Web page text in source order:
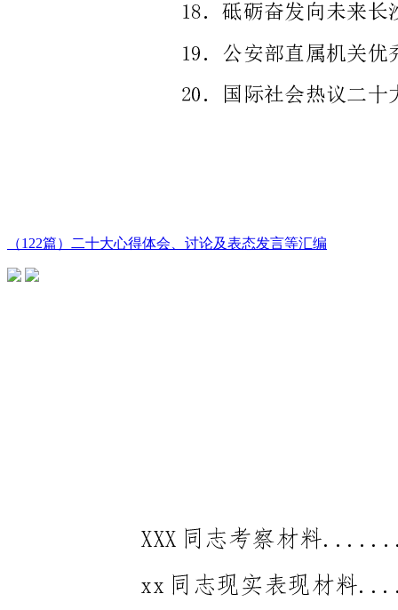
（122篇）二十大心得体会、讨论及表态发言等汇编